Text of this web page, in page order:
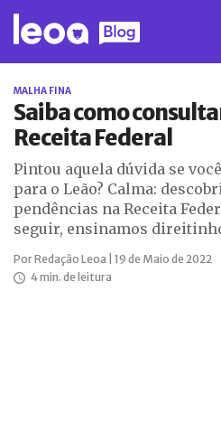
MALHA FINA
Saiba como
Receita Federal
Pintou aquela dúvida se
para o Leão? Calma:
pendências na Receita
seguir, ensinamos
Por Redação Leoa | 19 de Maio de 2022
4 min. de leitura